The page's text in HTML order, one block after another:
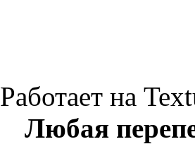
Работает на
Любая